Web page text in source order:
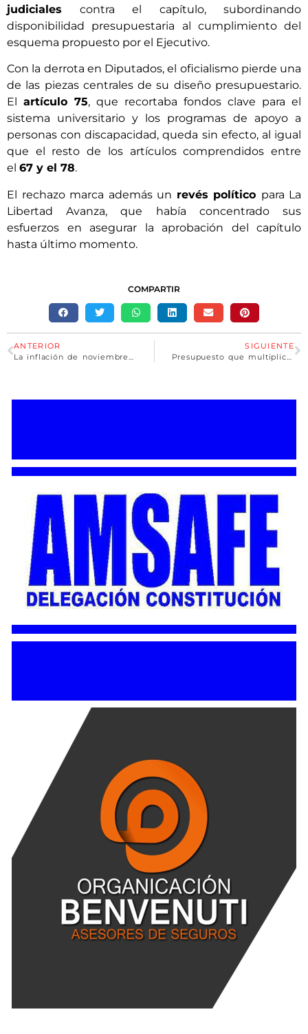
judiciales contra el capítulo, subordinando
disponibilidad presupuestaria al cumplimiento del
esquema propuesto por el Ejecutivo.
Con la derrota en Diputados, el oficialismo pierde una
de las piezas centrales de su diseño presupuestario.
El artículo 75, que recortaba fondos clave para el
sistema universitario y los programas de apoyo a
personas con discapacidad, queda sin efecto, al igual
que el resto de los artículos comprendidos entre
el 67 y el 78.
El rechazo marca además un revés político para La
Libertad Avanza, que había concentrado sus
esfuerzos en asegurar la aprobación del capítulo
hasta último momento.
COMPARTIR
ANTERIOR
SIGUIENTE